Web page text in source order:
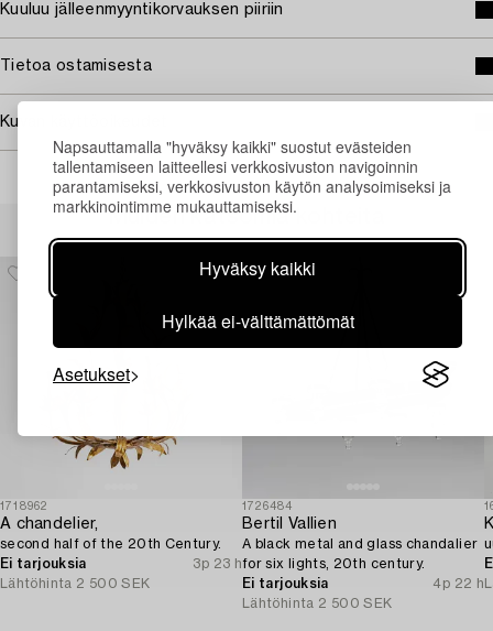
Napsauttamalla "hyväksy kaikki" suostut evästeiden
tallentamiseen laitteellesi verkkosivuston navigoinnin
parantamiseksi, verkkosivuston käytön analysoimiseksi ja
markkinointimme mukauttamiseksi.
Hyväksy kaikki
Hylkää ei-välttämättömät
Asetukset
Kuuluu jälleenmyyntikorvauksen piiriin
Tietoa ostamisesta
Kuvan käyttöoikeudet
Muiden katsomia kohteita
1718962
A chandelier,
second half of the 20th Century.
Ei tarjouksia
3p 23 h
Lähtöhinta 2 500 SEK
1726484
Bertil Vallien
A black metal and glass chandalier
for six lights, 20th century.
Ei tarjouksia
4p 22 h
Lähtöhinta 2 500 SEK